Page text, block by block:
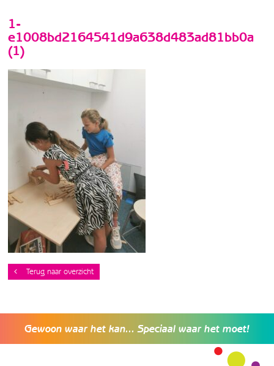
1-
e1008bd2164541d9a638d483ad81bb0a
(1)
Terug naar overzicht
Gewoon waar het kan... Speciaal waar het moet!